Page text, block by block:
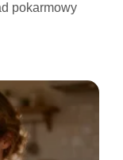
pokarmowy